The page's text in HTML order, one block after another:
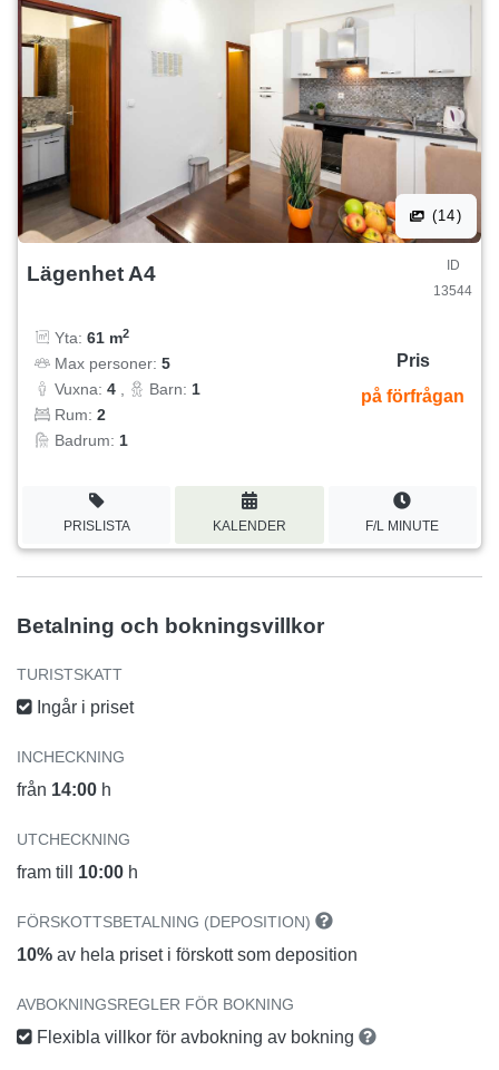
(14)
Lägenhet A4
ID
13544
Yta: 61 m2
Max personer: 5
Vuxna: 4 Barn: 1
Rum: 2
Badrum: 1
Pris
på förfrågan
PRISLISTA KALENDER F/L MINUTE
Betalning och bokningsvillkor
TURISTSKATT
Ingår i priset
INCHECKNING
från 14:00 h
UTCHECKNING
fram till 10:00 h
FÖRSKOTTSBETALNING (DEPOSITION)
10% av hela priset i förskott som deposition
AVBOKNINGSREGLER FÖR BOKNING
Flexibla villkor för avbokning av bokning